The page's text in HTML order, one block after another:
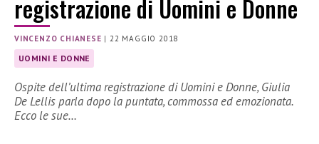
registrazione di Uomini e Donne
VINCENZO CHIANESE |22 MAGGIO 2018
UOMINI E DONNE
Ospite dell’ultima registrazione di Uomini e Donne, Giulia
De Lellis parla dopo la puntata, commossa ed emozionata.
Ecco le sue…